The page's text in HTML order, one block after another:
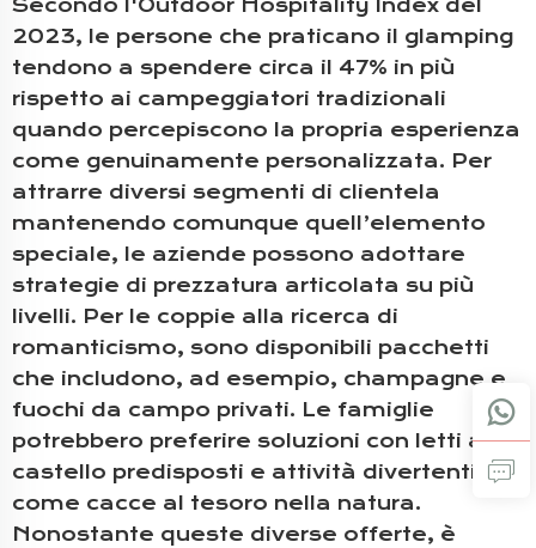
Secondo l'Outdoor Hospitality Index del
2023, le persone che praticano il glamping
tendono a spendere circa il 47% in più
rispetto ai campeggiatori tradizionali
quando percepiscono la propria esperienza
come genuinamente personalizzata. Per
attrarre diversi segmenti di clientela
mantenendo comunque quell’elemento
speciale, le aziende possono adottare
strategie di prezzatura articolata su più
livelli. Per le coppie alla ricerca di
romanticismo, sono disponibili pacchetti
che includono, ad esempio, champagne e
fuochi da campo privati. Le famiglie
potrebbero preferire soluzioni con letti a
castello predisposti e attività divertenti
come cacce al tesoro nella natura.
Nonostante queste diverse offerte, è